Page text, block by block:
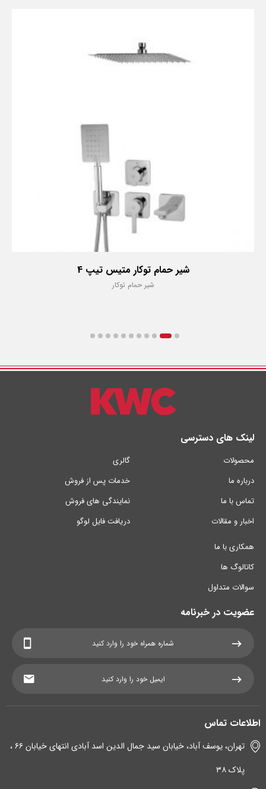
شیر حمام توکار متیس تیپ 4
شیر حمام توکار
لینک های دسترسی
محصولات
درباره ما
تماس با ما
اخبار و مقالات
گالری
خدمات پس از فروش
نمایندگی های فروش
دریافت فایل لوگو
همکاری با ما
کاتالوگ ها
سوالات متداول
عضویت در خبرنامه
اطلاعات تماس
تهران، یوسف آباد، خیابان سید جمال الدین اسد آبادی انتهای خیابان ۶۶ ،
پلاک ۳۸